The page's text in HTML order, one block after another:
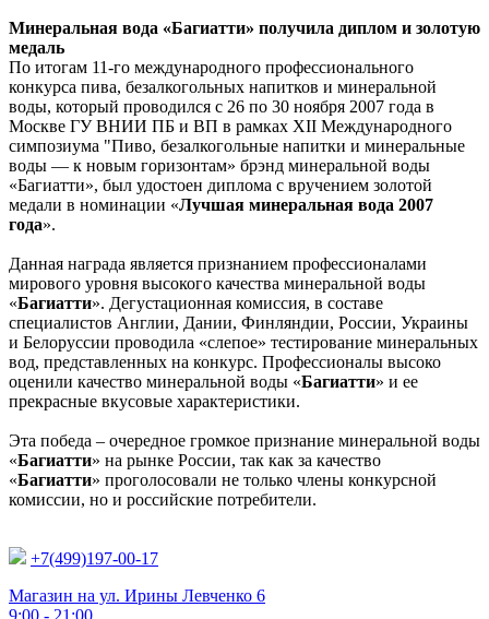
Минеральная вода «Багиатти» получила диплом и золотую
медаль
По итогам 11-го международного профессионального
конкурса пива, безалкогольных напитков и минеральной
воды, который проводился с 26 по 30 ноября 2007 года в
Москве ГУ ВНИИ ПБ и ВП в рамках XII Международного
симпозиума "Пиво, безалкогольные напитки и минеральные
воды — к новым горизонтам» брэнд минеральной воды
«Багиатти», был удостоен диплома с вручением золотой
медали в номинации «Лучшая минеральная вода 2007
года».
Данная награда является признанием профессионалами
мирового уровня высокого качества минеральной воды
«Багиатти». Дегустационная комиссия, в составе
специалистов Англии, Дании, Финляндии, России, Украины
и Белоруссии проводила «слепое» тестирование минеральных
вод, представленных на конкурс. Профессионалы высоко
оценили качество минеральной воды «Багиатти» и ее
прекрасные вкусовые характеристики.
Эта победа – очередное громкое признание минеральной воды
«Багиатти» на рынке России, так как за качество
«Багиатти» проголосовали не только члены конкурсной
комиссии, но и российские потребители.
+7(499)197-00-17
Магазин на ул. Ирины Левченко 6